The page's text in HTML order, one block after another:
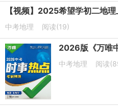
【视频】2025希望学初二地
中考地理 阅读(19)
中考地理 阅读